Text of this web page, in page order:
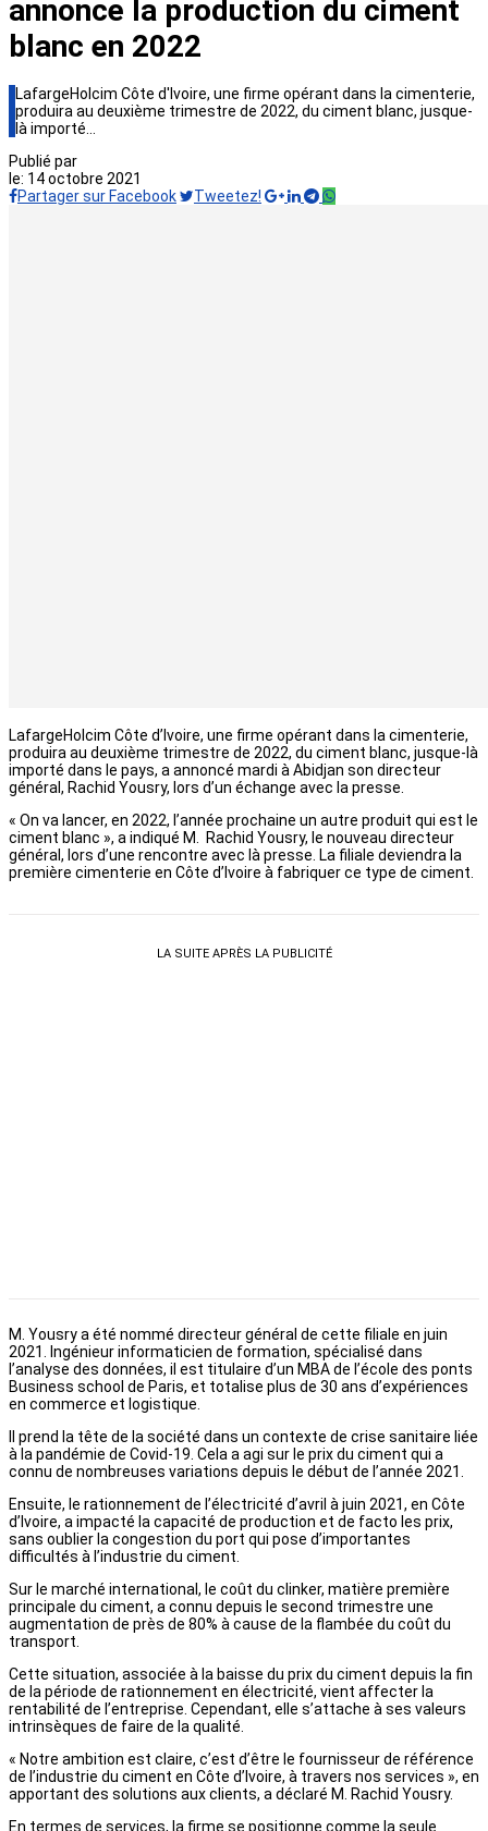
annonce la production du ciment
blanc en 2022
LafargeHolcim Côte d'Ivoire, une firme opérant dans la cimenterie,
produira au deuxième trimestre de 2022, du ciment blanc, jusque-
là importé…
Publié par
le: 14 octobre 2021
Partager sur Facebook
Tweetez!
LafargeHolcim Côte d’Ivoire, une firme opérant dans la cimenterie,
produira au deuxième trimestre de 2022, du ciment blanc, jusque-là
importé dans le pays, a annoncé mardi à Abidjan son directeur
général, Rachid Yousry, lors d’un échange avec la presse.
« On va lancer, en 2022, l’année prochaine un autre produit qui est le
ciment blanc », a indiqué M. Rachid Yousry, le nouveau directeur
général, lors d’une rencontre avec là presse. La filiale deviendra la
première cimenterie en Côte d’Ivoire à fabriquer ce type de ciment.
LA SUITE APRÈS LA PUBLICITÉ
M. Yousry a été nommé directeur général de cette filiale en juin
2021. Ingénieur informaticien de formation, spécialisé dans
l’analyse des données, il est titulaire d’un MBA de l’école des ponts
Business school de Paris, et totalise plus de 30 ans d’expériences
en commerce et logistique.
Il prend la tête de la société dans un contexte de crise sanitaire liée
à la pandémie de Covid-19. Cela a agi sur le prix du ciment qui a
connu de nombreuses variations depuis le début de l’année 2021.
Ensuite, le rationnement de l’électricité d’avril à juin 2021, en Côte
d’Ivoire, a impacté la capacité de production et de facto les prix,
sans oublier la congestion du port qui pose d’importantes
difficultés à l’industrie du ciment.
Sur le marché international, le coût du clinker, matière première
principale du ciment, a connu depuis le second trimestre une
augmentation de près de 80% à cause de la flambée du coût du
transport.
Cette situation, associée à la baisse du prix du ciment depuis la fin
de la période de rationnement en électricité, vient affecter la
rentabilité de l’entreprise. Cependant, elle s’attache à ses valeurs
intrinsèques de faire de la qualité.
« Notre ambition est claire, c’est d’être le fournisseur de référence
de l’industrie du ciment en Côte d’Ivoire, à travers nos services », en
apportant des solutions aux clients, a déclaré M. Rachid Yousry.
En termes de services, la firme se positionne comme la seule